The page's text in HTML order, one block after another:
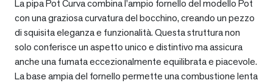
La pipa Pot Curva combina l’ampio fornello del modello Pot
con una graziosa curvatura del bocchino, creando un pezzo
di squisita eleganza e funzionalità. Questa struttura non
solo conferisce un aspetto unico e distintivo ma assicura
anche una fumata eccezionalmente equilibrata e piacevole.
La base ampia del fornello permette una combustione lenta